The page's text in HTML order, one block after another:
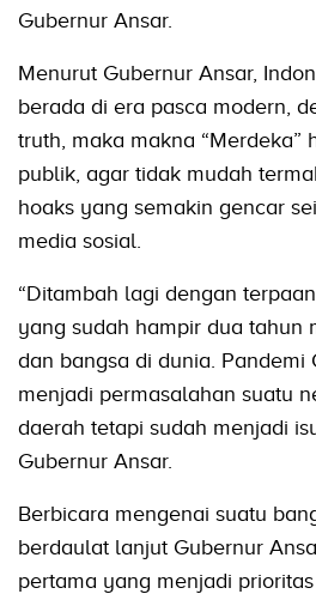
Gubernur Ansar.
Menurut Gubernur Ansar,
berada di era pasca modern,
truth, maka makna “Merdeka”
publik, agar tidak mudah
hoaks yang semakin gencar
media sosial.
“Ditambah lagi dengan
yang sudah hampir dua tahun
dan bangsa di dunia. Pandemi
menjadi permasalahan suatu
daerah tetapi sudah menjadi
Gubernur Ansar.
Berbicara mengenai suatu
berdaulat lanjut Gubernur
pertama yang menjadi